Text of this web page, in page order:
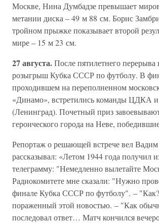
Москве, Нина Думбадзе превышает
метании диска – 49 м 88 см. Борис
тройном прыжке показывает второй
мире – 15 м 23 см.
27 августа.После пятилетнего перерыва
розыгрыш Кубка СССР по футболу. В
проходившем на переполненном
«Динамо», встретились команды ЦДКА и
(Ленинград). Почетный приз
героического города на Неве,
Репортаж о решающей встрече вел
рассказывал: «Летом 1944 года получил
телеграмму: "Немедленно вылетайте
Радиокомитете мне сказали: "Нужно
финале Кубка СССР по футболу". –
пораженный этой новостью. – "Как
последовал ответ… Матч кончился